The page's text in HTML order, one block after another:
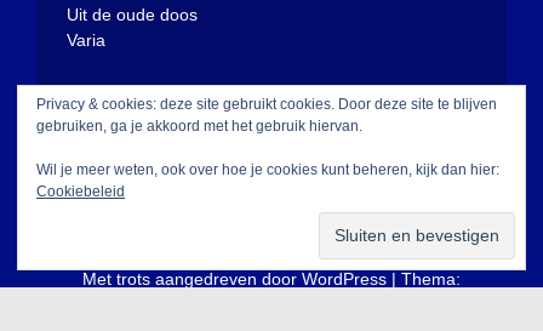
Uit de oude doos
Varia
Met trots aangedreven door WordPress | Thema:
Privacy & cookies: deze site gebruikt cookies. Door deze site te blijven
gebruiken, ga je akkoord met het gebruik hiervan.
Wil je meer weten, ook over hoe je cookies kunt beheren, kijk dan hier:
Cookiebeleid